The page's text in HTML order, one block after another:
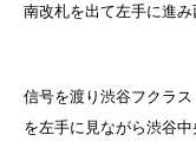
南改札を出て左手に進
信号を渡り渋谷フクラ
を左手に見ながら渋谷中